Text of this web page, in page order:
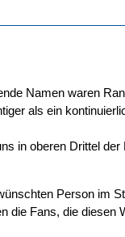
Namen waren
als ein
in oberen Drittel der
Person im
die Fans, die diesen